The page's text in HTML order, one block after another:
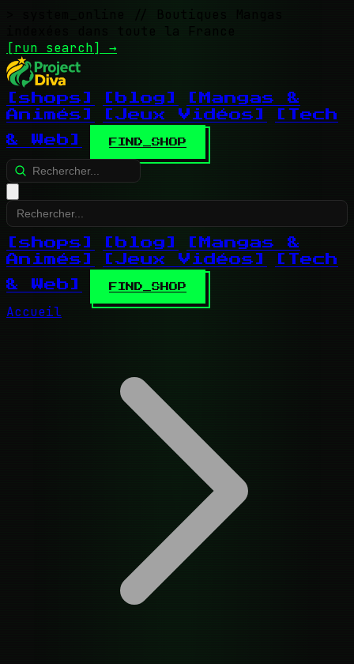
// Boutiques Mangas
indexées dans toute la France
[run search] →
[shops] [blog]
[Mangas &
Animés]
[Jeux Vidéos]
[Tech
& Web]
FIND_SHOP
[shops] [blog]
[Mangas &
Animés]
[Jeux Vidéos]
[Tech
& Web]
FIND_SHOP
Accueil